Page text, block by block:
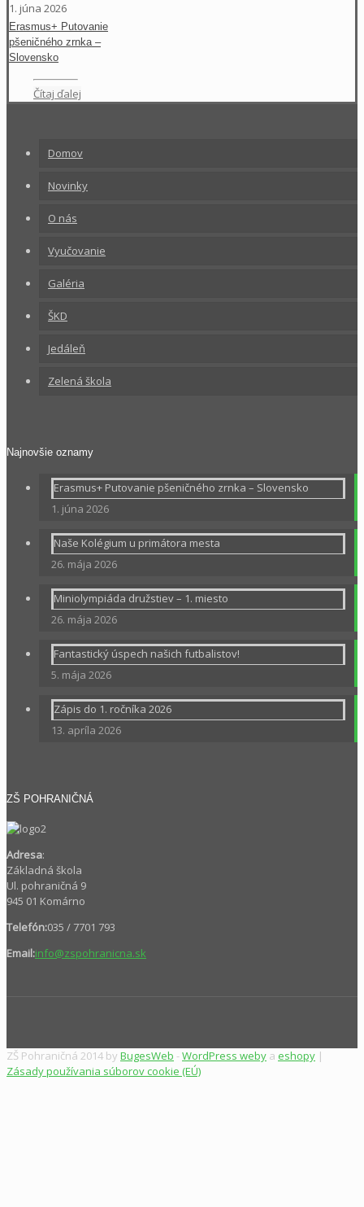
1. júna 2026
Erasmus+ Putovanie
pšeničného zrnka –
Slovensko
Čítaj ďalej
Domov
Novinky
O nás
Vyučovanie
Galéria
ŠKD
Jedáleň
Zelená škola
Najnovšie oznamy
Erasmus+ Putovanie pšeničného zrnka – Slovensko
1. júna 2026
Naše Kolégium u primátora mesta
26. mája 2026
Miniolympiáda družstiev – 1. miesto
26. mája 2026
Fantastický úspech našich futbalistov!
5. mája 2026
Zápis do 1. ročníka 2026
13. apríla 2026
ZŠ POHRANIČNÁ
Adresa:
Základná škola
Ul. pohraničná 9
945 01 Komárno
Telefón:035 / 7701 793
Email:info@zspohranicna.sk
ZŠ Pohraničná 2014 by BugesWeb -WordPress weby a eshopy |
Zásady používania súborov cookie (EÚ)